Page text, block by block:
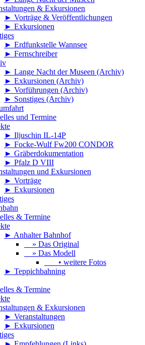
& Exkursionen
► Vorträge & Veröffentlichungen
► Exkursionen
► Erdfunkstelle Wannsee
► Fernschreiber
► Lange Nacht der Museen (Archiv)
► Exkursionen (Archiv)
► Vorführungen (Archiv)
► Sonstiges (Archiv)
und Termine
► Iljuschin IL-14P
► Focke-Wulf Fw200 CONDOR
► Gräberdokumentation
► Pfalz D VIII
und Exkursionen
► Vorträge
► Exkursionen
& Termine
► Anhalter Bahnhof
» Das Original
» Das Modell
• weitere Fotos
► Teppichbahning
& Termine
& Exkursionen
► Veranstaltungen
► Exkursionen